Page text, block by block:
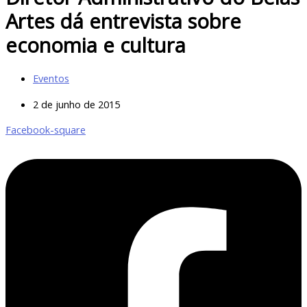
Artes dá entrevista sobre
economia e cultura
Eventos
2 de junho de 2015
Facebook-square